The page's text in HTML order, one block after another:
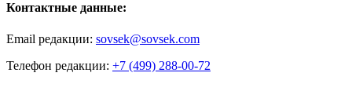
Контактные данные:
Email редакции: sovsek@sovsek.com
Телефон редакции: +7 (499) 288-00-72